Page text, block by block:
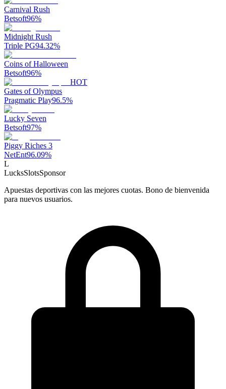
Carnival Rush
Betsoft96%
Midnight Rush
Triple PG94.32%
Coins of Halloween
Betsoft96%
HOT
Gates of Olympus
Pragmatic Play96.5%
Lucky Seven
Betsoft97%
Piggy Riches 3
NetEnt96.09%
L
LucksSlotsSponsor
Apuestas deportivas con las mejores cuotas. Bono de bienvenida
para nuevos usuarios.